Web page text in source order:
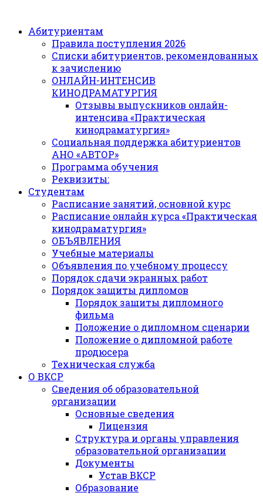
Абитуриентам
Правила поступления 2026
Списки абитуриентов, рекомендованных
к зачислению
ОНЛАЙН-ИНТЕНСИВ
КИНОДРАМАТУРГИЯ
Отзывы выпускников онлайн-
интенсива «Практическая
кинодраматургия»
Социальная поддержка абитуриентов
АНО «АВТОР»
Программа обучения
Реквизиты:
Студентам
Расписание занятий, основной курс
Расписание онлайн курса «Практическая
кинодраматургия»
ОБЪЯВЛЕНИЯ
Учебные материалы
Объявления по учебному процессу
Порядок сдачи экранных работ
Порядок защиты дипломов
Порядок защиты дипломного
фильма
Положение о дипломном сценарии
Положение о дипломной работе
продюсера
Техническая служба
О ВКСР
Сведения об образовательной
организации
Основные сведения
Лицензия
Структура и органы управления
образовательной организации
Документы
Устав ВКСР
Образование